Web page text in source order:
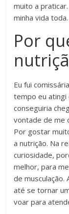
muito a
minha vida toda.
Por
Eu fui
tempo eu atingi
conseguiria
vontade de me
Por gostar
a nutrição. Na
curiosidade,
melhor, para
de musculação.
até se tornar
voar para